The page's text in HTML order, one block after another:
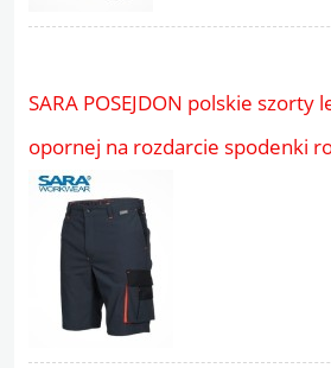
SARA POSEJDON polskie szorty
opornej na rozdarcie spodenki